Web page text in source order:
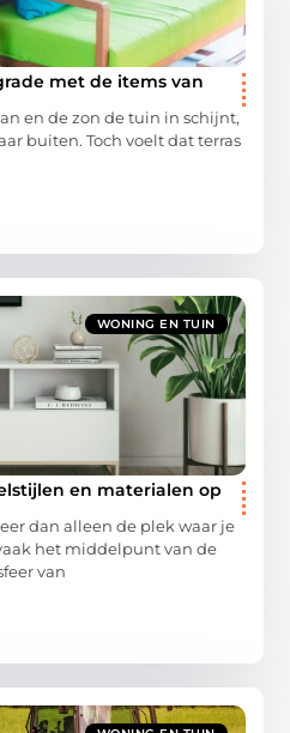
met de items van
en de zon de tuin in schijnt,
buiten. Toch voelt dat terras
WONING EN TUIN
en materialen op
dan alleen de plek waar je
het middelpunt van de
van